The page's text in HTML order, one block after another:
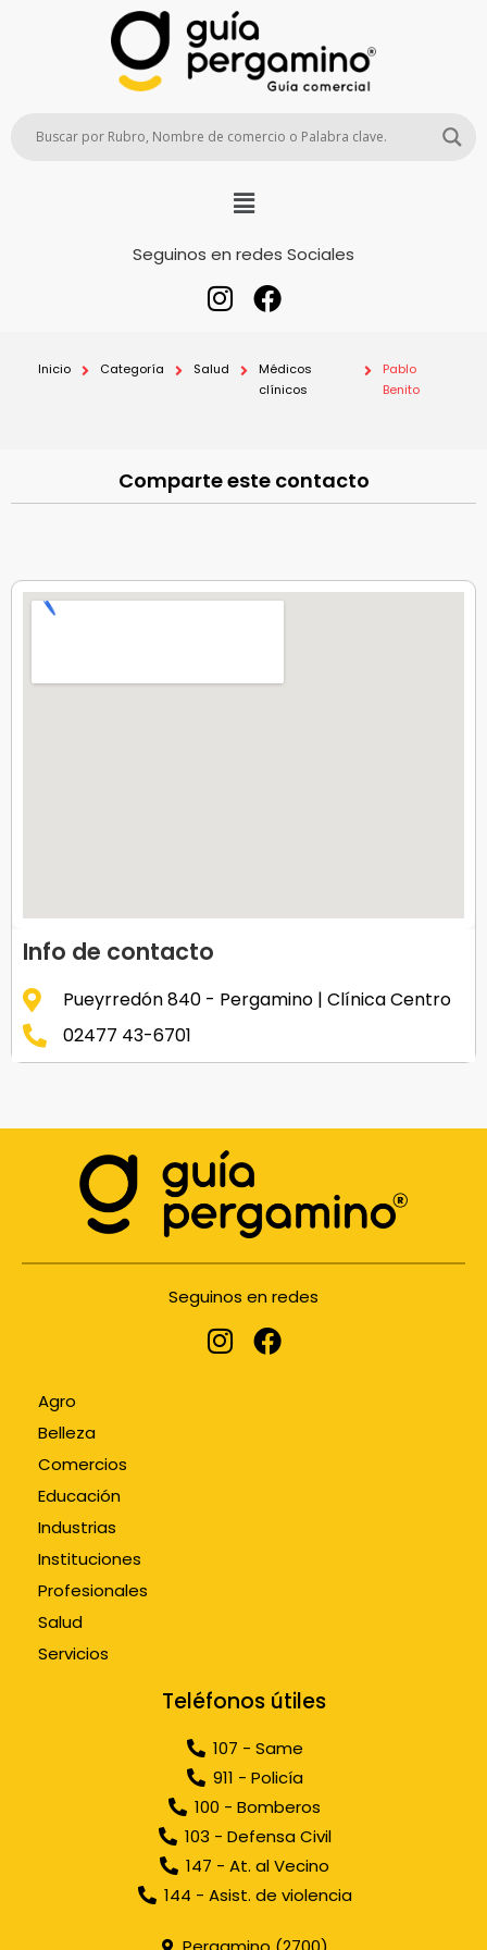
Seguinos en redes Sociales
Inicio Categoría Salud
Médicos
clínicos
Pablo
Benito
Comparte este contacto
Info de contacto
Pueyrredón 840 - Pergamino | Clínica Centro
02477 43-6701
Seguinos en redes
Agro
Belleza
Comercios
Educación
Industrias
Instituciones
Profesionales
Salud
Servicios
Teléfonos útiles
107 - Same
911 - Policía
100 - Bomberos
103 - Defensa Civil
147 - At. al Vecino
144 - Asist. de violencia